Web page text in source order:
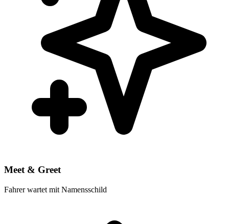
Meet & Greet
Fahrer wartet mit Namensschild